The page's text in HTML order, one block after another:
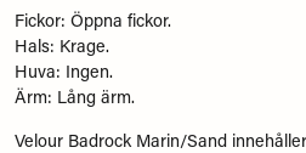
Fickor: Öppna fickor.
Hals: Krage.
Huva: Ingen.
Ärm: Lång ärm.
Velour Badrock Marin/Sand